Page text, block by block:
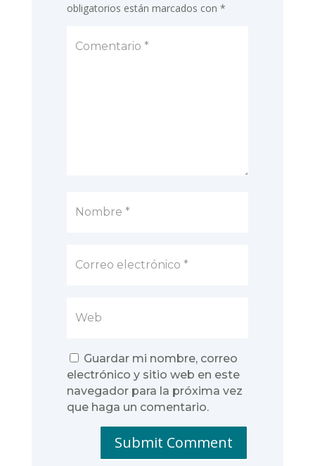
obligatorios están marcados con *
Guardar mi nombre, correo
electrónico y sitio web en este
navegador para la próxima vez
que haga un comentario.
Submit Comment